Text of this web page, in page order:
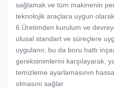
sağlamak ve tüm makinenin
teknolojik araçlara uygun
6. Üretimden kurulum ve
ulusal standart ve süreçlere
uygulanır, bu da boru hattı
gereksinimlerini karşılayarak,
temizleme ayarlamasının
olmasını sağlar.